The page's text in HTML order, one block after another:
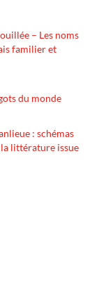
– Les noms
familier et
du monde
: schémas
littérature issue